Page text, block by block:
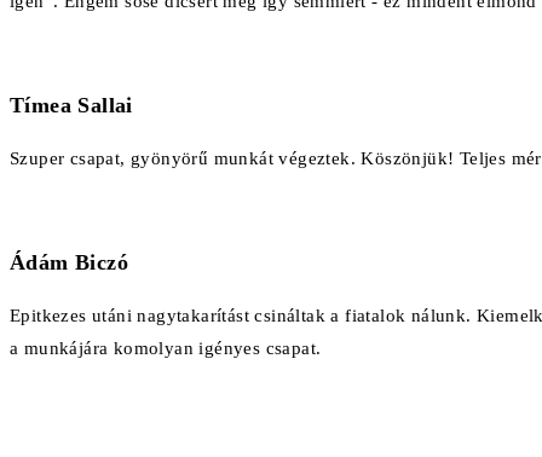
Tímea Sallai
Szuper csapat, gyönyörű munkát végeztek. Köszönjük! Teljes
Ádám Biczó
Epitkezes utáni nagytakarítást csináltak a fiatalok nálunk.
a munkájára komolyan igényes csapat.